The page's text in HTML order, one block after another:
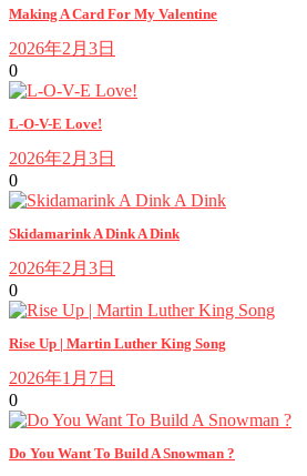
Making A Card For My Valentine
2026年2月3日
0
L-O-V-E Love!
2026年2月3日
0
Skidamarink A Dink A Dink
2026年2月3日
0
Rise Up | Martin Luther King Song
2026年1月7日
0
Do You Want To Build A Snowman ?